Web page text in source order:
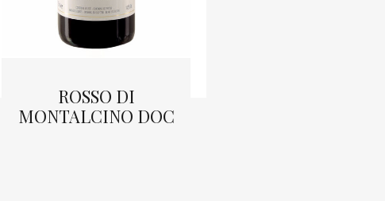
ROSSO DI
MONTALCINO DOC